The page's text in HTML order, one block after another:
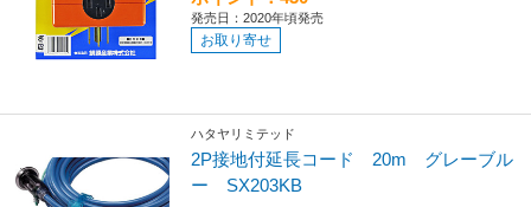
発売日：2020年頃発売
お取り寄せ
ハタヤリミテッド
2P接地付延長コード 20m グレーブル
ー SX203KB